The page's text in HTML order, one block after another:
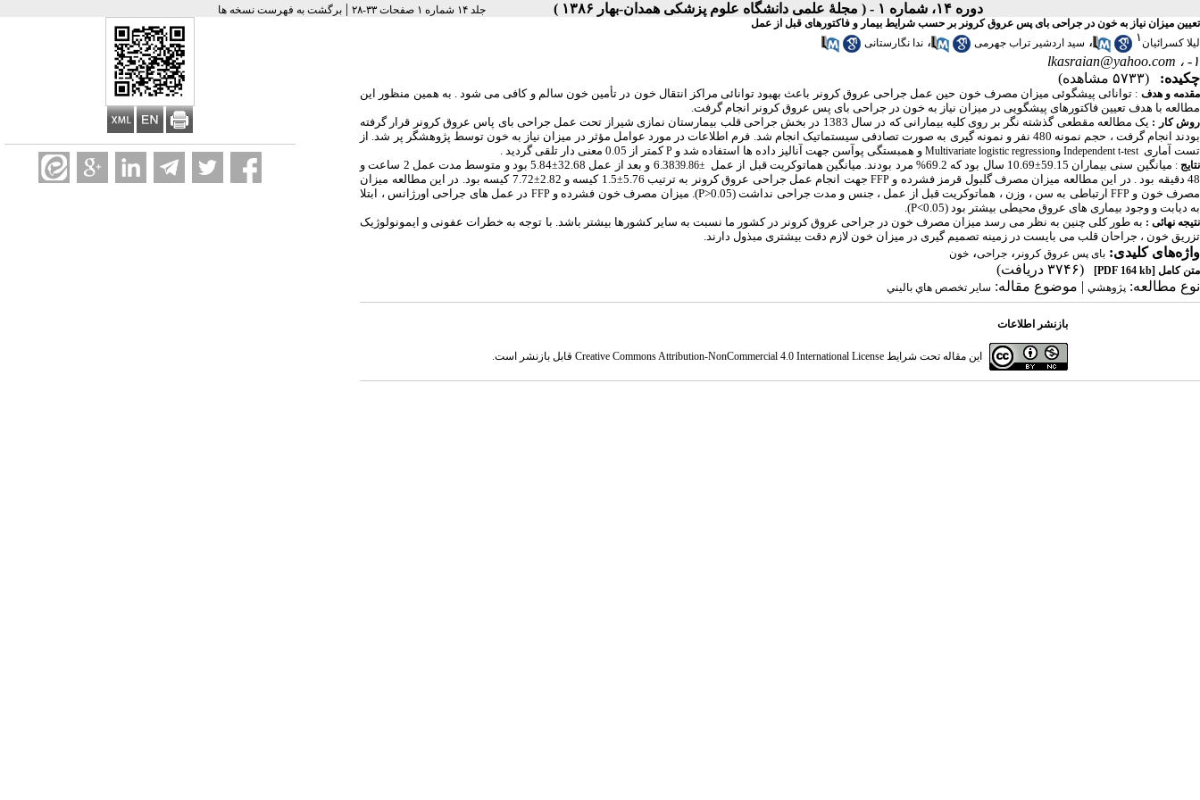
دوره ۱۴، شماره ۱ - ( مجلۀ علمی دانشگاه علوم پزشکی همدان-بهار ۱۳۸۶ ) جلد ۱۴ شماره ۱ صفحات ۳۳-۲۸ |برگشت به فهرست نسخه ها
تعیین میزان نیاز به خون در جراحی بای پس عروق کرونر بر حسب شرایط بیمار و فاکتورهای قبل از عمل
لیلا کسرائیان۱ ، سید اردشیر تراب جهرمی ، ندا نگارستانی
۱- ،
lkasraian@yahoo.com
چکیده:
(۵۷۳۳ مشاهده)
مقدمه و هدف : توانائی پیشگوئی میزان مصرف خون حین عمل جراحی عروق کرونر باعث بهبود توانائی مراکز انتقال خون در تأمین خون سالم و کافی می شود . به همین منظور این
مطالعه با هدف تعیین فاکتورهای پیشگویی در میزان نیاز به خون در جراحی بای پس عروق کرونر انجام گرفت.
روش کار :
یک مطالعه مقطعی گذشته نگر بر روی کلیه بیمارانی که در سال 1383 در بخش جراحی قلب بیمارستان نمازی شیراز تحت عمل جراحی بای پاس عروق کرونر قرار گرفته
بودند انجام گرفت ، حجم نمونه 480 نفر و نمونه گیری به صورت تصادفی سیستماتیک انجام شد. فرم اطلاعات در مورد عوامل مؤثر در میزان نیاز به خون توسط پژوهشگر پر شد. از
تست آماری Independent t-test وMultivariate logistic regression و همبستگی پوآسن جهت آنالیز داده ها استفاده شد و Pکمتر از 0.05 معنی دار تلقی گردید .
نتایج: میانگین سنی بیماران 59.15 ±10.69 سال بود که 69.2% مرد بودند. میانگین هماتوکریت قبل از عمل 39.86±6.38 و بعد از عمل 32.68 ±
5.84 بود و متوسط مدت عمل 2 ساعت و
48 دقیقه بود . در این مطالعه میزان مصرف گلبول قرمز فشرده و
FFPجهت انجام عمل جراحی عروق کرونر به ترتیب 5.76 ±1.5 کیسه و 2.82 ±
7.72 کیسه بود. در این مطالعه میزان
مصرف خون وFFP ارتباطی به سن ، وزن ، هماتوکریت قبل از عمل ، جنس و مدت جراحی نداشت (P>0.05 ) . میزان مصرف خون فشرده وFFP در عمل های جراحی اورژانس ، ابتلا
به دیابت و وجود بیماری های عروق محیطی بیشتر بود (P<0.05).
نتیجه نهائی : به طور کلی چنین به نظر می رسد میزان مصرف خون در جراحی عروق کرونر در کشور ما نسبت به سایر کشورها بیشتر باشد. با توجه به خطرات عفونی و ایمونولوژیک
تزریق خون ، جراحان قلب می بایست در زمینه تصمیم گیری در میزان خون لازم دقت بیشتری مبذول دارند.
واژه‌های کلیدی: بای پس عروق کرونر ، جراحی، خون
متن کامل [PDF 164 kb]
(۳۷۴۶ دریافت)
نوع مطالعه: پژوهشي | موضوع مقاله: سایر تخصص هاي باليني
بازنشر اطلاعات
این مقاله تحت شرایط Creative Commons Attribution-NonCommercial 4.0 International Licenseقابل بازنشر است.